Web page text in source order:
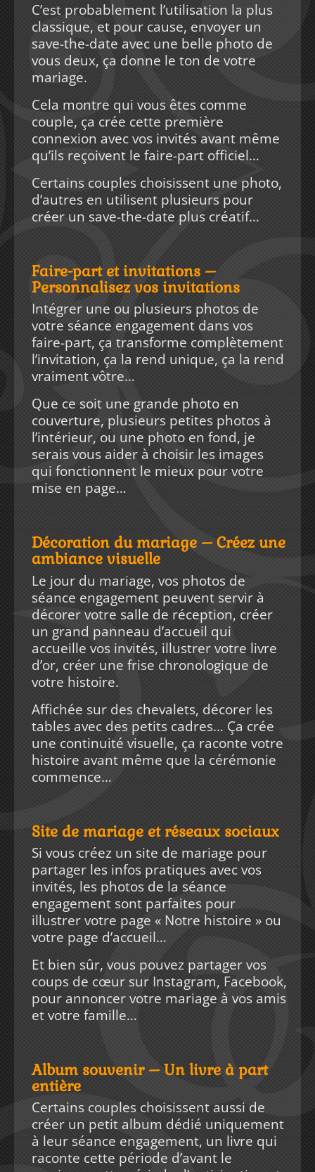
C’est probablement l’utilisation la plus
classique, et pour cause, envoyer un
save-the-date avec une belle photo de
vous deux, ça donne le ton de votre
mariage.
Cela montre qui vous êtes comme
couple, ça crée cette première
connexion avec vos invités avant même
qu’ils reçoivent le faire-part officiel…
Certains couples choisissent une photo,
d’autres en utilisent plusieurs pour
créer un save-the-date plus créatif…
Faire-part et invitations –
Personnalisez vos invitations
Intégrer une ou plusieurs photos de
votre séance engagement dans vos
faire-part, ça transforme complètement
l’invitation, ça la rend unique, ça la rend
vraiment vôtre…
Que ce soit une grande photo en
couverture, plusieurs petites photos à
l’intérieur, ou une photo en fond, je
serais vous aider à choisir les images
qui fonctionnent le mieux pour votre
mise en page…
Décoration du mariage – Créez une
ambiance visuelle
Le jour du mariage, vos photos de
séance engagement peuvent servir à
décorer votre salle de réception, créer
un grand panneau d’accueil qui
accueille vos invités, illustrer votre livre
d’or, créer une frise chronologique de
votre histoire.
Affichée sur des chevalets, décorer les
tables avec des petits cadres… Ça crée
une continuité visuelle, ça raconte votre
histoire avant même que la cérémonie
commence…
Site de mariage et réseaux sociaux
Si vous créez un site de mariage pour
partager les infos pratiques avec vos
invités, les photos de la séance
engagement sont parfaites pour
illustrer votre page « Notre histoire » ou
votre page d’accueil…
Et bien sûr, vous pouvez partager vos
coups de cœur sur Instagram, Facebook,
pour annoncer votre mariage à vos amis
et votre famille…
Album souvenir– Un livre à part
entière
Certains couples choisissent aussi de
créer un petit album dédié uniquement
à leur séance engagement, un livre qui
raconte cette période d’avant le